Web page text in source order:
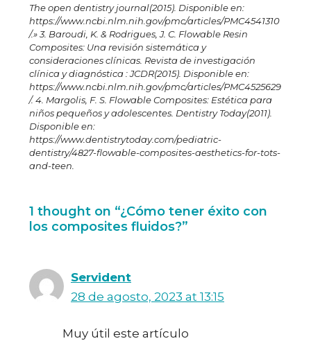
The open dentistry journal(2015). Disponible en:
https://www.ncbi.nlm.nih.gov/pmc/articles/PMC4541310
/.» 3. Baroudi, K. & Rodrigues, J. C. Flowable Resin
Composites: Una revisión sistemática y
consideraciones clínicas. Revista de investigación
clínica y diagnóstica : JCDR(2015). Disponible en:
https://www.ncbi.nlm.nih.gov/pmc/articles/PMC4525629
/. 4. Margolis, F. S. Flowable Composites: Estética para
niños pequeños y adolescentes. Dentistry Today(2011).
Disponible en:
https://www.dentistrytoday.com/pediatric-
dentistry/4827-flowable-composites-aesthetics-for-tots-
and-teen.
1 thought on “¿Cómo tener éxito con
los composites fluidos?”
Servident
28 de agosto, 2023 at 13:15
Muy útil este artículo